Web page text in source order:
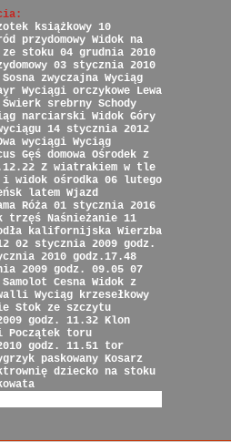
książkowy 10
przydomowy Widok na
ze stoku 04 grudnia 2010
03 stycznia 2010
Sosna zwyczajna Wyciąg
Wyciągi orczykowe Lewa
Świerk srebrny Schody
narciarski Widok Góry
14 stycznia 2012
wyciągi Wyciąg
Gęś domowa Ośrodek z
Z wiatrakiem w tle
widok ośrodka 06 lutego
latem Wjazd
Róża 01 stycznia 2016
trzęś Naśnieżanie 11
kalifornijska Wierzba
02 stycznia 2009 godz.
2010 godz.17.48
2009 godz. 09.05 07
Samolot Cesna Widok z
Wyciąg krzesełkowy
Stok ze szczytu
godz. 11.32 Klon
Początek toru
godz. 11.51 tor
paskowany Kosarz
dziecko na stoku